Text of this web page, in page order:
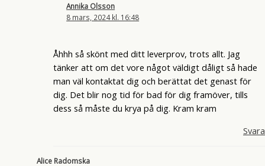
Annika Olsson
8 mars, 2024 kl. 16:48
Åhhh så skönt med ditt leverprov, trots allt. Jag
tänker att om det vore något väldigt dåligt så hade
man väl kontaktat dig och berättat det genast för
dig. Det blir nog tid för bad för dig framöver, tills
dess så måste du krya på dig. Kram kram
Svara
Alice Radomska